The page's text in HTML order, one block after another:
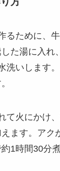
るために、
た湯に入れ
洗いします
て火にかけ
ます。アク
1時間30分